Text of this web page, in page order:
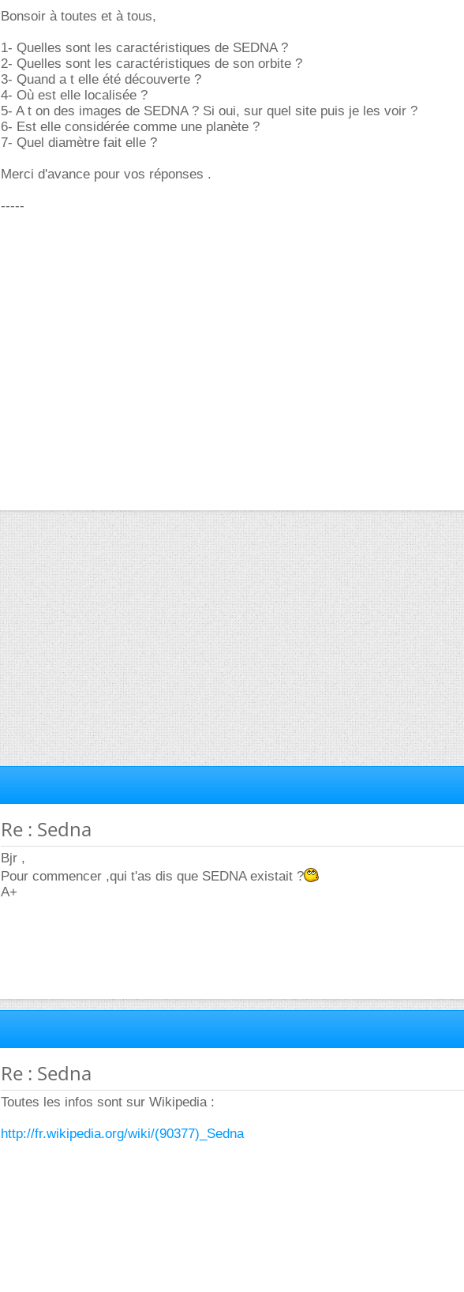
Bonsoir à toutes et à tous,
1- Quelles sont les caractéristiques de SEDNA ?
2- Quelles sont les caractéristiques de son orbite ?
3- Quand a t elle été découverte ?
4- Où est elle localisée ?
5- A t on des images de SEDNA ? Si oui, sur quel site puis je les voir ?
6- Est elle considérée comme une planète ?
7- Quel diamètre fait elle ?
Merci d'avance pour vos réponses .
-----
Re : Sedna
Bjr ,
Pour commencer ,qui t'as dis que SEDNA existait ?
A+
Re : Sedna
Toutes les infos sont sur Wikipedia :
http://fr.wikipedia.org/wiki/(90377)_Sedna